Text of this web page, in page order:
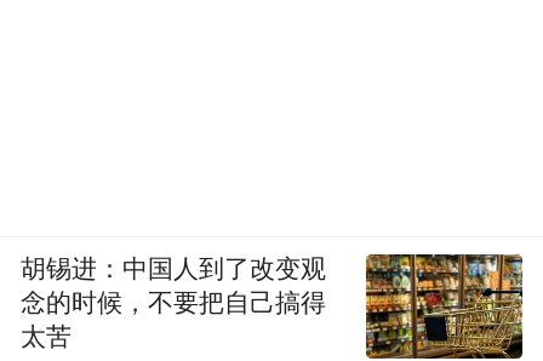
胡锡进：中国人到了改变观
念的时候，不要把自己搞得
太苦